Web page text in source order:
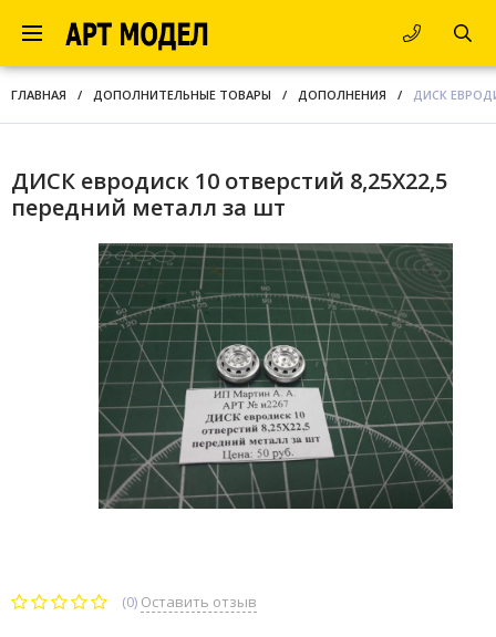
ГЛАВНАЯ / ДОПОЛНИТЕЛЬНЫЕ ТОВАРЫ / ДОПОЛНЕНИЯ / ДИСК
ДИСК евродиск 10 отверстий 8,25Х22,5
передний металл за шт
(0) Оставить отзыв